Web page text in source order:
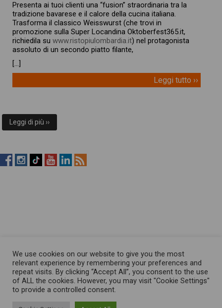
Presenta ai tuoi clienti una “fusion” straordinaria tra la
tradizione bavarese e il calore della cucina italiana.
Trasforma il classico Weisswurst (che trovi in
promozione sulla Super Locandina Oktoberfest365.it,
richiedila suwww.ristopiulombardia.it) nel protagonista
assoluto di un secondo piatto filante,
[…]
Leggi tutto ››
Leggi di più ››
RistopiùNews
RistopiùNews
RistopiùNews
RistopiùNews
RistopiùNews
RSS
We use cookies on our website to give you the most
relevant experience by remembering your preferences and
repeat visits. By clicking “Accept All”, you consent to the use
of ALL the cookies. However, you may visit "Cookie Settings"
to provide a controlled consent.